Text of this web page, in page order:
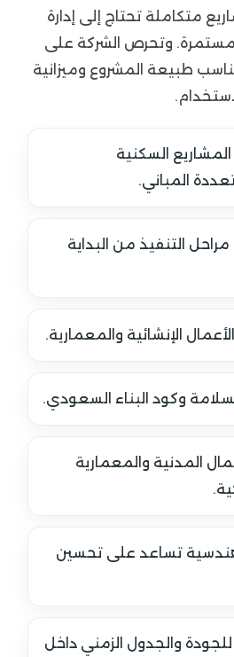
متكاملة تحتاج إلى إدارة
وتحرص الشركة على
طبيعة المشروع وميزانية
السكنية
المباني.
التنفيذ من البداية
الإنشائية والمعمارية.
السلامة وكود البناء السعودي.
المدنية والمعمارية
تساعد على تحسين
والجدول الزمني داخل